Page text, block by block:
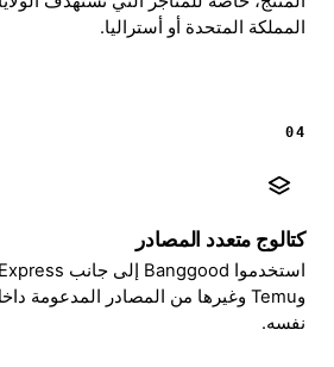
المملكة المتحدة أو أستراليا.
04
كتالوج متعدد المصادر
نفسه.